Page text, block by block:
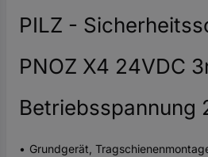
PILZ -
PNOZ X4 24VDC
Betriebsspannung
Grundgerät,